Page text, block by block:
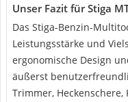
Unser Fazit für Stiga
Das Stiga-Benzin-
Leistungsstärke und
ergonomische Design
äußerst
Trimmer, Heckenschere,